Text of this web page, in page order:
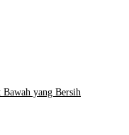
yang Bersih